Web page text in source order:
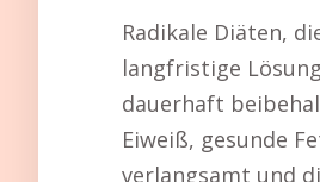
Radikale Diäten,
langfristige
dauerhaft
Eiweiß, gesunde
verlangsamt und